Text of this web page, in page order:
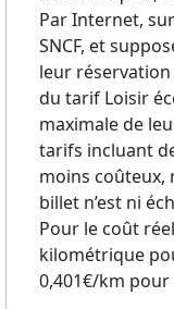
Par Internet,
SNCF, et
leur
du tarif Loisir
maximale de
tarifs incluant
moins coûteux,
billet n’est ni
Pour le coût
kilométrique
0,401€/km pour